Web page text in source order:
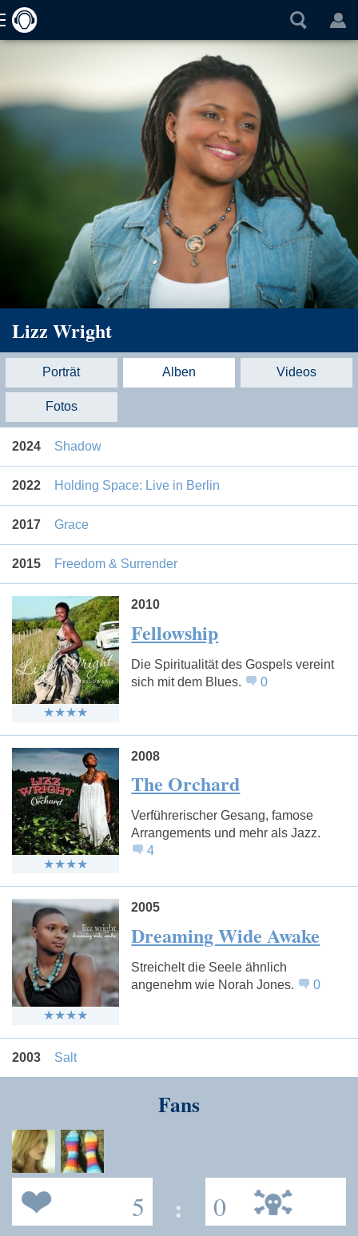
Lizz Wright
Porträt Alben Videos
Fotos
2024 Shadow
2022 Holding Space: Live in Berlin
2017 Grace
2015 Freedom & Surrender
2010
Fellowship
Die Spiritualität des Gospels vereint
sich mit dem Blues.
0
2008
The Orchard
Verführerischer Gesang, famose
Arrangements und mehr als Jazz.
4
2005
Dreaming Wide Awake
Streichelt die Seele ähnlich
angenehm wie Norah Jones.
0
2003 Salt
Fans
5 : 0